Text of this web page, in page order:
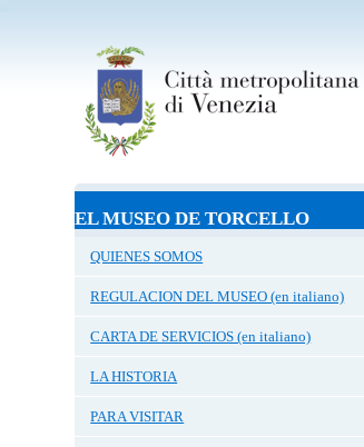
EL MUSEO DE TORCELLO
QUIENES SOMOS
REGULACION DEL MUSEO (en italiano)
CARTA DE SERVICIOS (en italiano)
LA HISTORIA
PARA VISITAR